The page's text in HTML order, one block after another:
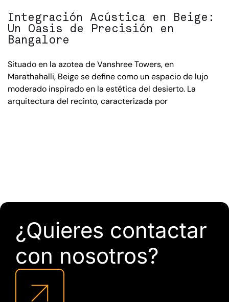
Integración Acústica en Beige:
Un Oasis de Precisión en
Bangalore
Situado en la azotea de Vanshree Towers, en
Marathahalli, Beige se define como un espacio de lujo
moderado inspirado en la estética del desierto. La
arquitectura del recinto, caracterizada por
¿Quieres contactar
con nosotros?